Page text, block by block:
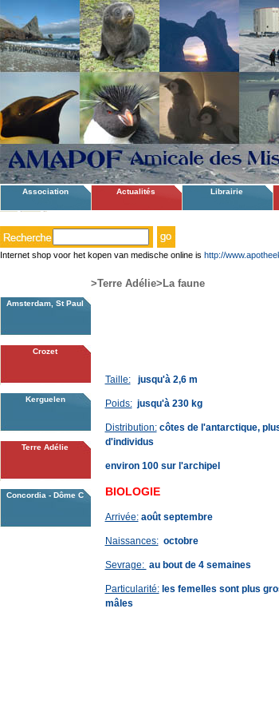
Association Actualités Librairie
Internet shop voor het kopen van medische online is http://
>Terre Adélie>La faune
Taille:jusqu'à 2,6 m
Poids:jusqu'à 230 kg
Distribution:côtes de l'antarctique,
d'individus
environ 100 sur l'archipel
BIOLOGIE
Arrivée:août septembre
Naissances:octobre
Sevrage: au bout de 4 semaines
Particularité: les femelles sont plus
mâles
Amsterdam, St Paul
Crozet
Kerguelen
Terre Adélie
Concordia - Dôme C